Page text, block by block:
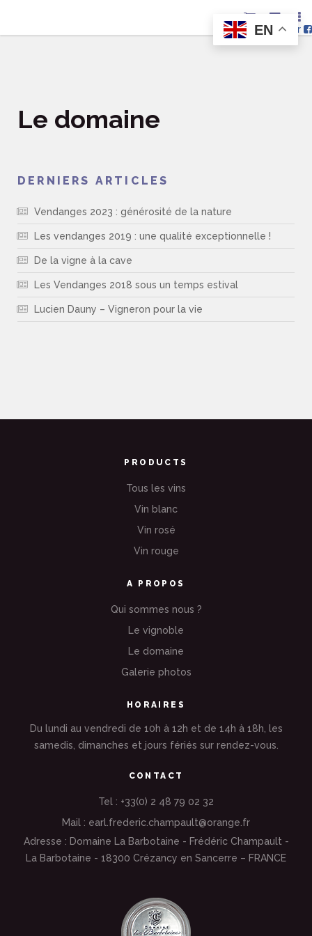
Nous suivre sur
Le domaine
DERNIERS ARTICLES
Vendanges 2023 : générosité de la nature
Les vendanges 2019 : une qualité exceptionnelle !
De la vigne à la cave
Les Vendanges 2018 sous un temps estival
Lucien Dauny – Vigneron pour la vie
PRODUCTS
Tous les vins
Vin blanc
Vin rosé
Vin rouge
A PROPOS
Qui sommes nous ?
Le vignoble
Le domaine
Galerie photos
HORAIRES
Du lundi au vendredi de 10h à 12h et de 14h à 18h, les
samedis, dimanches et jours fériés sur rendez-vous.
CONTACT
Tel : +33(0) 2 48 79 02 32
Mail : earl.frederic.champault@orange.fr
Adresse : Domaine La Barbotaine - Frédéric Champault -
La Barbotaine - 18300 Crézancy en Sancerre – FRANCE
EN